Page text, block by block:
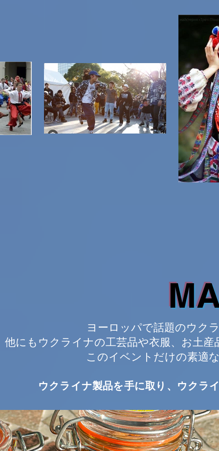
ヨーロッパで話題のウク
他にもウクライナの工芸品や衣服、お土
このイベントだけの素適
ウクライナ製品を手に取り、ウクラ